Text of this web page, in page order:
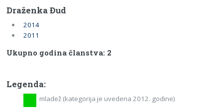
Draženka Đud
2014
2011
Ukupno godina članstva: 2
Legenda:
mladež (kategorija je uvedena 2012. godine)